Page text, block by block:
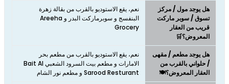
هل يوجد مول / مركز
تسوق / سوبر ماركت
قريب من العقار
المعروض؟🛒
نعم، يقع الاستوديو بالقرب من بقالة زهرة
البنفسج و سوبرماركت البدر و Areeha
Grocery
هل يوجد مطعم / مقهى
/ حلواني بالقرب من
العقار المعروض؟🍽️
نعم، يقع الاستوديو بالقرب من مطعم بحر
الامارات و مطعم بيت السرود الشعبي Bait Al
Sarood Resturant و مطعم نور الشام